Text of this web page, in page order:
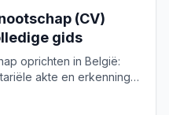
(CV)
gids
oprichten in België:
akte en erkenning